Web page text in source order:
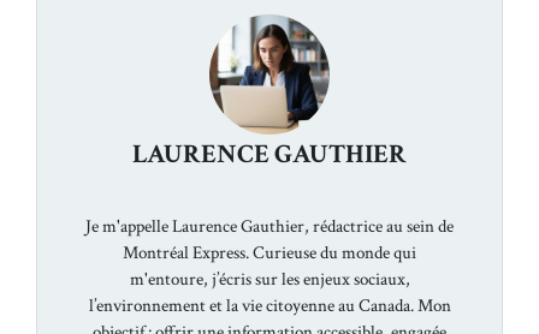
LAURENCE GAUTHIER
Je m'appelle Laurence Gauthier, rédactrice au sein de
Montréal Express. Curieuse du monde qui
m'entoure, j’écris sur les enjeux sociaux,
l’environnement et la vie citoyenne au Canada. Mon